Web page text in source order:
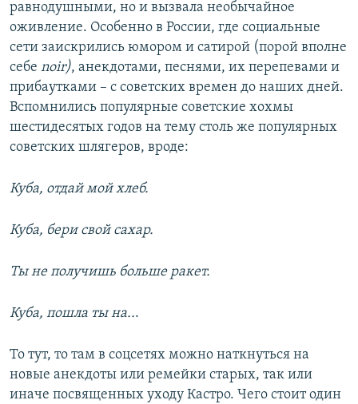
равнодушными, но и вызвала необычайное
оживление. Особенно в России, где социальные
сети заискрились юмором и сатирой (порой вполне
себе noir), анекдотами, песнями, их перепевами и
прибаутками – с советских времен до наших дней.
Вспомнились популярные советские хохмы
шестидесятых годов на тему столь же популярных
советских шлягеров, вроде:
Куба, отдай мой хлеб.
Куба, бери свой сахар.
Ты не получишь больше ракет.
Куба, пошла ты на...
То тут, то там в соцсетях можно наткнуться на
новые анекдоты или ремейки старых, так или
иначе посвященных уходу Кастро. Чего стоит один